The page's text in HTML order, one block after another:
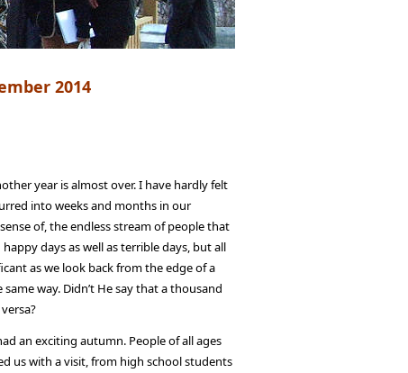
2014
year is almost over. I have hardly felt
into weeks and months in our
of, the endless stream of people that
days as well as terrible days, but all
as we look back from the edge of a
way. Didn’t He say that a thousand
an exciting autumn. People of all ages
us with a visit, from high school students